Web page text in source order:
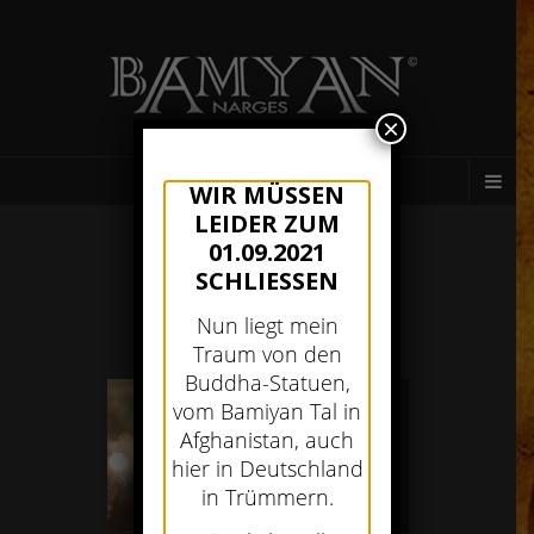
AFGHANISCHES RESTAURANT MÜNCHEN
WIR MÜSSEN
LEIDER ZUM
01.09.2021
SCHLIESSEN
Nun liegt mein
Traum von den
Buddha-Statuen,
vom Bamiyan Tal in
Afghanistan, auch
hier in Deutschland
in Trümmern.
×